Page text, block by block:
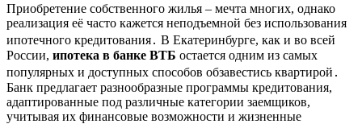
Приобретение собственного жилья – мечта многих, однако
реализация её часто кажется неподъемной без использования
ипотечного кредитования․ В Екатеринбурге, как и во всей
России, ипотека в банке ВТБ остается одним из самых
популярных и доступных способов обзавестись квартирой․
Банк предлагает разнообразные программы кредитования,
адаптированные под различные категории заемщиков,
учитывая их финансовые возможности и жизненные